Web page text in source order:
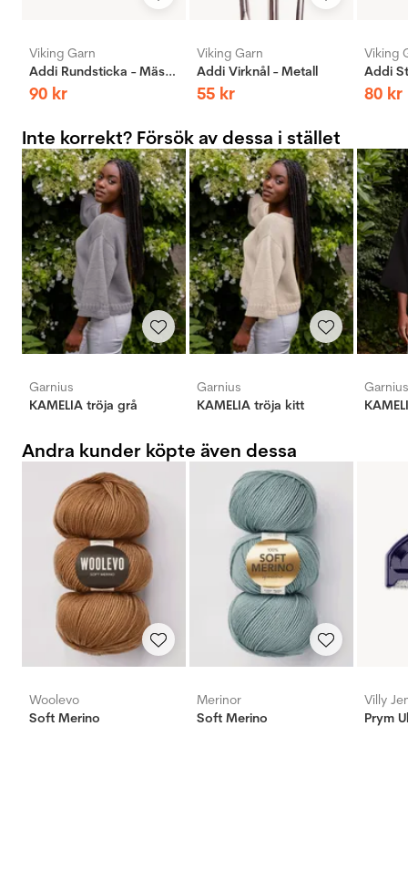
Viking Garn
Addi Rundsticka - Mässing
90 kr
Viking Garn
Addi Virknål - Metall
55 kr
Viking
80 kr
Inte korrekt? Försök av dessa i stället
Garnius
KAMELIA tröja grå
Garnius
KAMELIA tröja kitt
Garnius
Andra kunder köpte även dessa
Woolevo
Soft Merino
Merinor
Soft Merino
Villy
Prym